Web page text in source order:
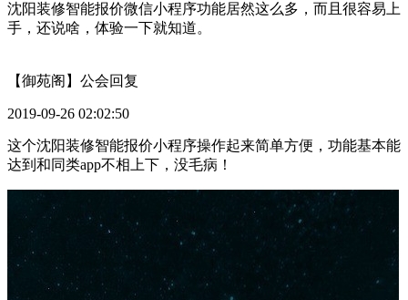
沈阳装修智能报价微信小程序功能居然这么多，而且很容易上
手，还说啥，体验一下就知道。
【御苑阁】公会回复
2019-09-26 02:02:50
这个沈阳装修智能报价小程序操作起来简单方便，功能基本能
达到和同类app不相上下，没毛病！